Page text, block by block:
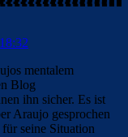
mentalem
Blog
ihn sicher. Es ist
Araujo gesprochen
seine Situation